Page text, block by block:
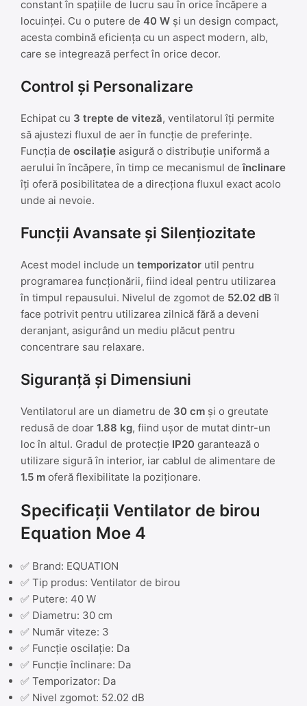
constant în spațiile de lucru sau în orice încăpere a
locuinței. Cu o putere de 40 W și un design compact,
acesta combină eficiența cu un aspect modern, alb,
care se integrează perfect în orice decor.
Control și Personalizare
Echipat cu 3 trepte de viteză, ventilatorul îți permite
să ajustezi fluxul de aer în funcție de preferințe.
Funcția de oscilație asigură o distribuție uniformă a
aerului în încăpere, în timp ce mecanismul deînclinare
îți oferă posibilitatea de a direcționa fluxul exact acolo
unde ai nevoie.
Funcții Avansate și Silențiozitate
Acest model include un temporizator util pentru
programarea funcționării, fiind ideal pentru utilizarea
în timpul repausului. Nivelul de zgomot de 52.02 dB îl
face potrivit pentru utilizarea zilnică fără a deveni
deranjant, asigurând un mediu plăcut pentru
concentrare sau relaxare.
Siguranță și Dimensiuni
Ventilatorul are un diametru de 30 cm și o greutate
redusă de doar 1.88 kg, fiind ușor de mutat dintr-un
loc în altul. Gradul de protecție IP20 garantează o
utilizare sigură în interior, iar cablul de alimentare de
1.5 m oferă flexibilitate la poziționare.
Specificații Ventilator de birou
Equation Moe 4
✅ Brand: EQUATION
✅ Tip produs: Ventilator de birou
✅ Putere: 40 W
✅ Diametru: 30 cm
✅ Număr viteze: 3
✅ Funcție oscilație: Da
✅ Funcție înclinare: Da
✅ Temporizator: Da
✅ Nivel zgomot: 52.02 dB